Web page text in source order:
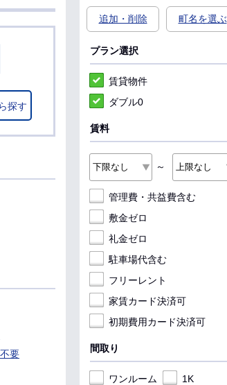
探す
要
追加・削除 町名を選ぶ
プラン選択
賃貸物件
ダブル0
賃料
～
管理費・共益費含む
敷金ゼロ
礼金ゼロ
駐車場代含む
フリーレント
家賃カード決済可
初期費用カード決済可
間取り
ワンルーム
1K